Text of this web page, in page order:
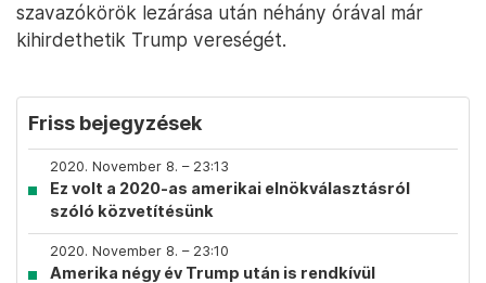
szavazókörök lezárása után néhány órával már
kihirdethetik Trump vereségét.
Friss bejegyzések
2020. November 8. – 23:13
Ez volt a 2020-as amerikai elnökválasztásról
szóló közvetítésünk
2020. November 8. – 23:10
Amerika négy év Trump után is rendkívül